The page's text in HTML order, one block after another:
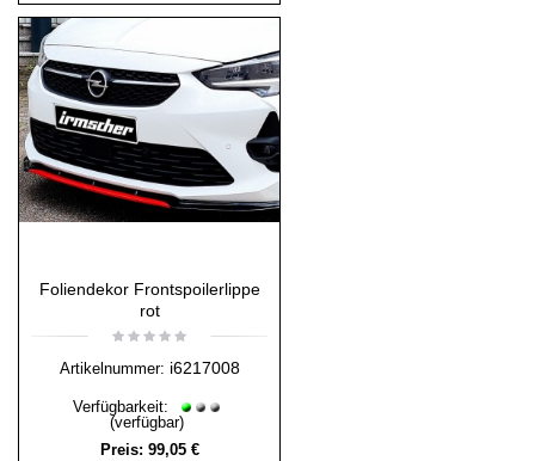
Foliendekor Frontspoilerlippe
rot
Artikelnummer: i6217008
Verfügbarkeit:
(verfügbar)
Preis: 99,05 €